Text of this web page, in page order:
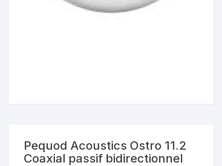
Pequod Acoustics Ostro 11.2
Coaxial passif bidirectionnel